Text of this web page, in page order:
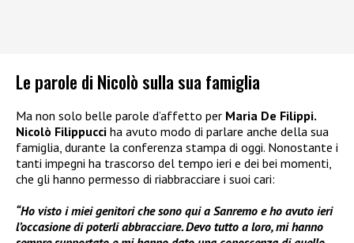
Le parole di Nicolò sulla sua famiglia
Ma non solo belle parole d’affetto per Maria De Filippi.
Nicolò Filippucci ha avuto modo di parlare anche della sua
famiglia, durante la conferenza stampa di oggi. Nonostante i
tanti impegni ha trascorso del tempo ieri e dei bei momenti,
che gli hanno permesso di riabbracciare i suoi cari:
“Ho visto i miei genitori che sono qui a Sanremo e ho avuto ieri
l’occasione di poterli abbracciare. Devo tutto a loro, mi hanno